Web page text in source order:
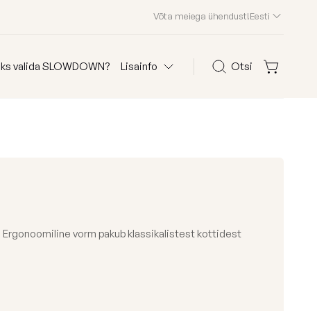
Võta meiega ühendust!Eesti
valida SLOWDOWN? Lisainfo Otsi
järgi Osta kanga järgi
vorm pakub klassikalistest kottidest